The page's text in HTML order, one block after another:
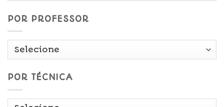
POR PROFESSOR
POR TÉCNICA